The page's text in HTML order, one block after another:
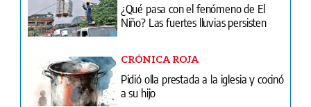
¿Qué pasa con el fenómeno de El
Niño? Las fuertes lluvias persisten
CRÓNICA ROJA
Pidió olla prestada a la iglesia y cocinó
a su hijo